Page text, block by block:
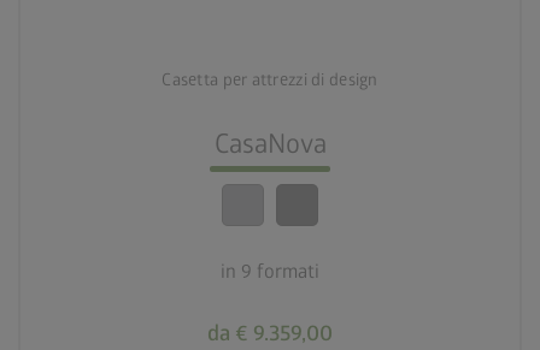
Casetta per attrezzi di design
CasaNova
in 9 formati
da € 9.359,00
Standard di sicurezza elevatissimi
calendar_month